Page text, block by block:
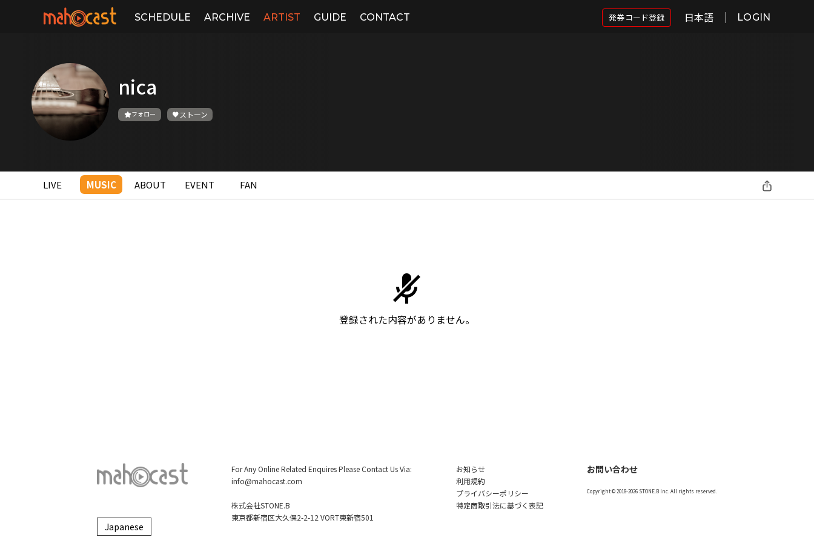
SCHEDULE ARCHIVE ARTIST GUIDE CONTACT 発券コード登録 日本語 LOGIN
nica
フォロー ストーン
LIVE MUSIC ABOUT EVENT FAN
登録された内容がありません。
For Any Online Related Enquires Please Contact Us Via:
info@mahocast.com
株式会社STONE.B
東京都新宿区大久保2-2-12 VORT東新宿501
お知らせ
利用規約
プライバシーポリシー
特定商取引法に基づく表記
お問い合わせ
Copyright © 2018-2026 STONE.B Inc. All rights reserved.